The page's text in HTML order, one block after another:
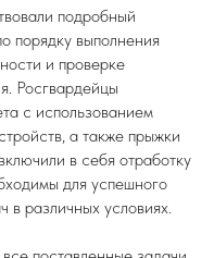
подробный
порядку выполнения
и проверке
Росгвардейцы
с использованием
а также прыжки
в себя отработку
для успешного
в различных условиях.